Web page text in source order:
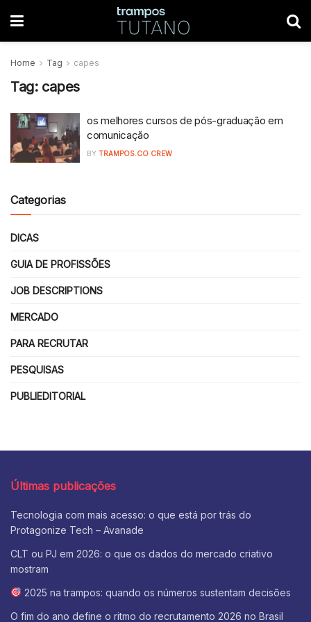
Home Tag capes
Tag: capes
os melhores cursos de pós-graduação em
comunicação
BY TRAMPOS.CO CREW
Categorias
DICAS
GUIA DE PROFISSÕES
JOB DESCRIPTIONS
MERCADO
PARA RECRUTAR
PESQUISAS
PUBLIEDITORIAL
Últimas publicações
Tecnologia com mais acesso: o que está por trás do
Protagonize Tech – Avanade
CLT ou PJ em 2026: o que os dados do mercado criativo
mostram
2025 na trampos: quando os números sustentam decisões
O fim do ano define o ritmo do recrutamento 2026 no Brasil